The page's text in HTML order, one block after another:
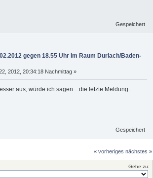
Gespeichert
gegen 18.55 Uhr im Raum Durlach/Baden-
2012, 20:34:18 Nachmittag »
aus, würde ich sagen .. die letzte Meldung..
Gespeichert
« vorheriges nächstes »
Gehe zu: